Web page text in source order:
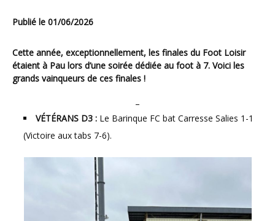
Publié le 01/06/2026
Cette année, exceptionnellement, les finales du Foot Loisir
étaient à Pau lors d’une soirée dédiée au foot à 7. Voici les
grands vainqueurs de ces finales !
–
VÉTÉRANS D3 : Le Barinque FC bat Carresse Salies 1-1
(Victoire aux tabs 7-6).